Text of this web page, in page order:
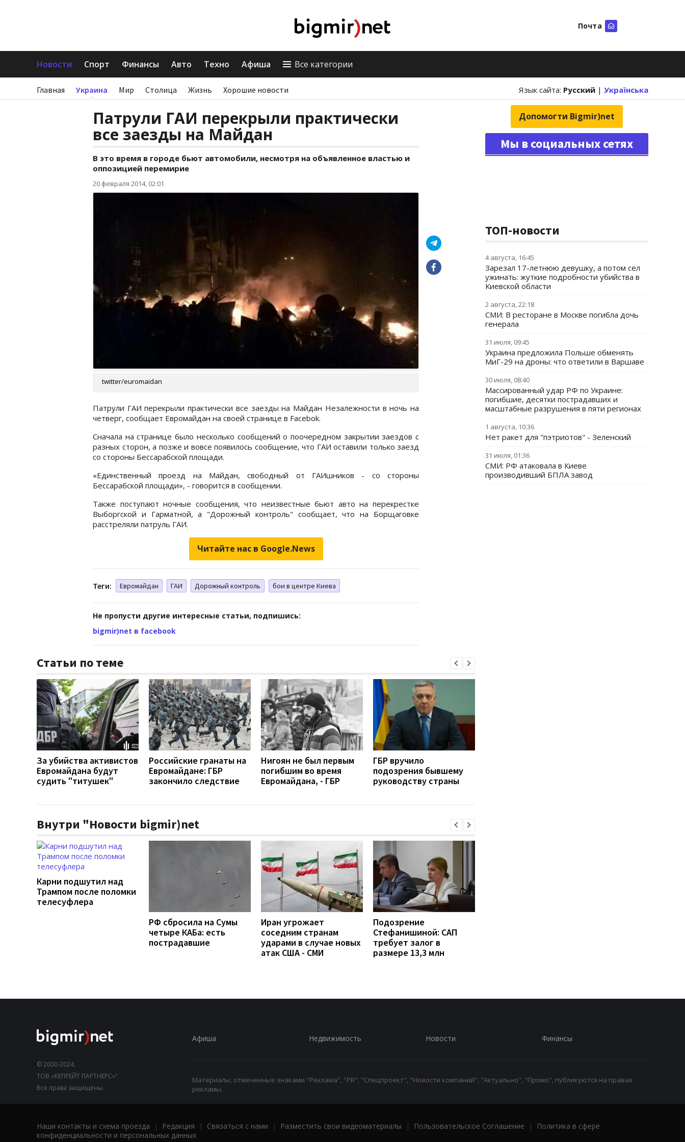
Почта
Новости Спорт Финансы Авто Техно Афиша Все категории
Главная Украина Мир Столица Жизнь Хорошие новости Язык сайта: Русский | Українська
Патрули ГАИ перекрыли практически
все заезды на Майдан
В это время в городе бьют автомобили, несмотря на объявленное властью и
оппозицией перемирие
20 февраля 2014, 02:01
twitter/euromaidan
Патрули ГАИ перекрыли практически все заезды на Майдан Незалежности в ночь на
четверг, сообщает Евромайдан на своей странице в Facebok.
Сначала на странице было несколько сообщений о поочередном закрытии заездов с
разных сторон, а позже и вовсе появилось сообщение, что ГАИ оставили только заезд
со стороны Бессарабской площади.
«Единственный проезд на Майдан, свободный от ГАИшников - со стороны
Бессарабской площади», - говорится в сообщении.
Также поступают ночные сообщения, что неизвестные бьют авто на перекрестке
Выборгской и Гарматной, а "Дорожный контроль" сообщает, что на Борщаговке
расстреляли патруль ГАИ.
Читайте нас в Google.News
Теги: Евромайдан ГАИ Дорожный контроль бои в центре Киева
Не пропусти другие интересные статьи, подпишись:
bigmir)net в facebook
Статьи по теме
За убийства активистов
Евромайдана будут
судить "титушек"
Российские гранаты на
Евромайдане: ГБР
закончило следствие
Нигоян не был первым
погибшим во время
Евромайдана, - ГБР
ГБР вручило
подозрения бывшему
руководству страны
Внутри "Новости bigmir)net
Карни подшутил над
Трампом после поломки
телесуфлера
РФ сбросила на Сумы
четыре КАБа: есть
пострадавшие
Иран угрожает
соседним странам
ударами в случае новых
атак США - СМИ
Подозрение
Стефанишиной: САП
требует залог в
размере 13,3 млн
Допомогти Bigmir)net
Мы в социальных сетях
ТОП-новости
4 августа, 16:45
Зарезал 17-летнюю девушку, а потом сел
ужинать: жуткие подробности убийства в
Киевской области
2 августа, 22:18
СМИ: В ресторане в Москве погибла дочь
генерала
31 июля, 09:45
Украина предложила Польше обменять
МиГ-29 на дроны: что ответили в Варшаве
30 июля, 08:40
Массированный удар РФ по Украине:
погибшие, десятки пострадавших и
масштабные разрушения в пяти регионах
1 августа, 10:36
Нет ракет для "пэтриотов" - Зеленский
31 июля, 01:36
СМИ: РФ атаковала в Киеве
производивший БПЛА завод
© 2000-2024,
ТОВ «КЕПРЕЙТ ПАРТНЕРС»".
Все права защищены.
Афиша Недвижимость Новости Финансы
Материалы, отмеченные знаками "Реклама", "PR", "Спецпроект", "Новости компаний", "Актуально", "Промо", публикуются на правах
рекламы.
Наши контакты и схема проезда | Редакция | Связаться с нами | Разместить свои видеоматериалы | Пользовательское Соглашение |
Политика в сфере
конфиденциальности и персональных данных